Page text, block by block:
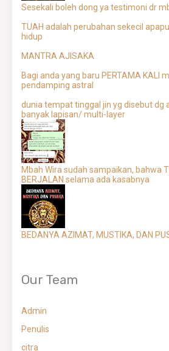
Sesekali boleh dong ya testimoni dr
TUAH adalah perubahan sekecil
hidup
MANTRA AJISAKA
Bagi anda yang baru PERTAMA KALI
pendamping astral
dunia tempat tinggal jin yg disebut dg
banyak lapisan/ multi-layer
Mbah Wira sudah sampaikan, bahwa
BERJALAN selama ada kasabnya
BEDANYA AZIMAT, MUSTIKA, DAN
Our Team
Admin
Penulis
citra